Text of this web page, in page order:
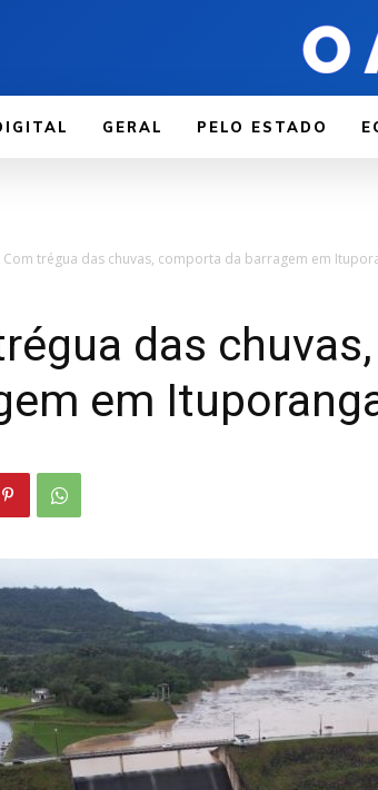
GERAL PELO ESTADO
Com trégua das chuvas, comporta da barragem em
das
em